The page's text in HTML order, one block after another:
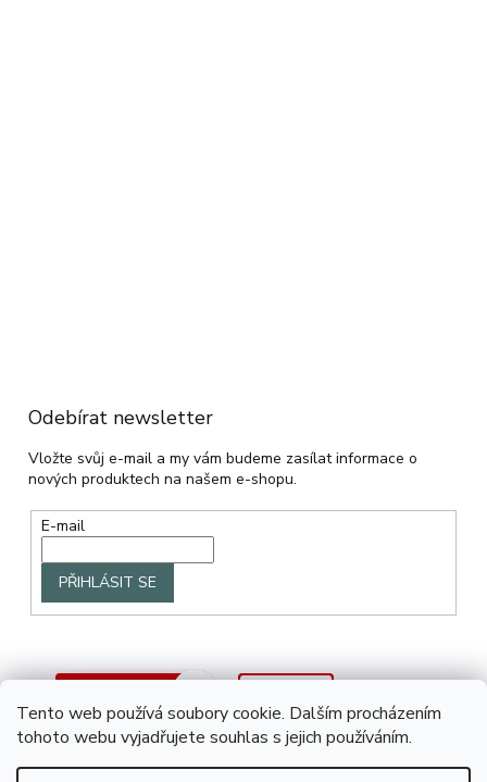
Tento web používá soubory cookie. Dalším procházením
tohoto webu vyjadřujete souhlas s jejich používáním.
Odebírat newsletter
Vložte svůj e-mail a my vám budeme zasílat informace o
nových produktech na našem e-shopu.
E-mail
PŘIHLÁSIT SE